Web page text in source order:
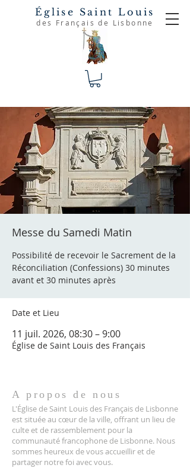
Église Saint Louis
des Français de Lisbonne
Messe du Samedi Matin
Possibilité de recevoir le Sacrement de la
Réconciliation (Confessions) 30 minutes
avant et 30 minutes après
Date et Lieu
11 juil. 2026, 08:30 – 9:00
Église de Saint Louis des Français
A propos de nous
L'Église de Saint Louis des Français de Lisbonne
est située au cœur de la ville, offrant un lieu de
culte et de rassemblement pour la
communauté francophone de Lisbonne. Nous
sommes heureux de vous accueillir et de
partager notre foi avec vous.